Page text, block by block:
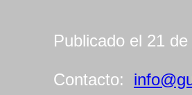
Publicado el 21
Contacto: